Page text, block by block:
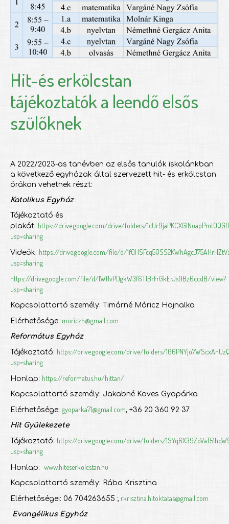
Hit-és erkölcstan
tájékoztatók a leendő elsős
szülőknek
A 2022/2023-as tanévben az elsős tanulók iskolánkban
a következő egyházak által szervezett hit- és erkölcstan
órákon vehetnek részt:
Katolikus Egyház
Tájékoztató és
plakát: https://drive.google.com/drive/folders/
usp=sharing
Videók: https://drive.google.com/file/d/
usp=sharing
https://drive.google.com/file/d/1Wf1vPDgkW3f6TlBrFrGkErJs9Bz6ccdB/view?
usp=sharing
Kapcsolattartó személy: Timárné Móricz Hajnalka
Elérhetősége: moriczh@gmail.com
Református Egyház
Tájékoztató: https://drive.google.com/drive/folders/
usp=sharing
Honlap: https://reformatus.hu/hittan/
Kapcsolattartó személy: Jakabné Köves Gyopárka
Elérhetősége: gyoparka71@gmail.com, +36 20 360 92 37
Hit Gyülekezete
Tájékoztató: https://drive.google.com/drive/folders/
usp=sharing
Honlap: www.hiteserkolcstan.hu
Kapcsolattartó személy: Rába Krisztina
Elérhetőségei: 06 704263655 ; rkrisztina.hitoktatas@gmail.com
Evangélikus Egyház